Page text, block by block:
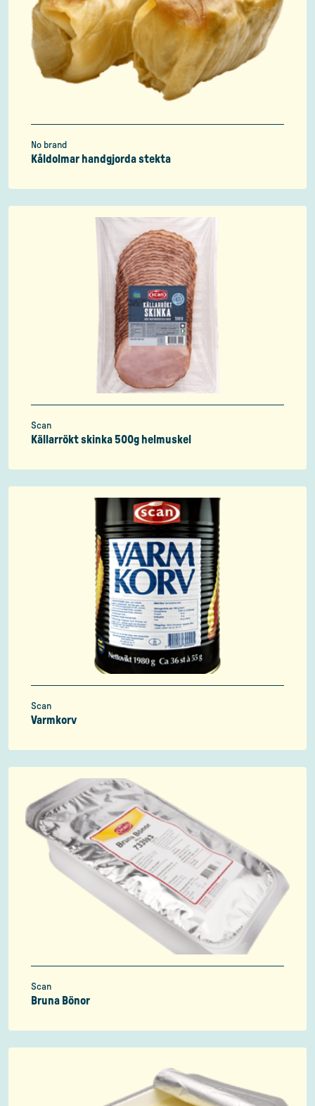
No brand
Kåldolmar handgjorda stekta
Scan
Källarrökt skinka 500g helmuskel
Scan
Varmkorv
Scan
Bruna Bönor